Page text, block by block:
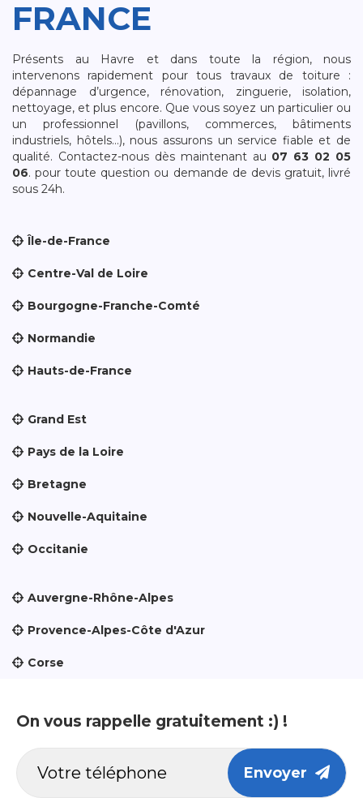
FRANCE
Présents au Havre et dans toute la région, nous
intervenons rapidement pour tous travaux de toiture :
dépannage d’urgence, rénovation, zinguerie, isolation,
nettoyage, et plus encore. Que vous soyez un particulier ou
un professionnel (pavillons, commerces, bâtiments
industriels, hôtels…), nous assurons un service fiable et de
qualité. Contactez-nous dès maintenant au 07 63 02 05
06. pour toute question ou demande de devis gratuit, livré
sous 24h.
Île-de-France
Centre-Val de Loire
Bourgogne-Franche-Comté
Normandie
Hauts-de-France
Grand Est
Pays de la Loire
Bretagne
Nouvelle-Aquitaine
Occitanie
Auvergne-Rhône-Alpes
Provence-Alpes-Côte d'Azur
Corse
On vous rappelle gratuitement :) !
Envoyer